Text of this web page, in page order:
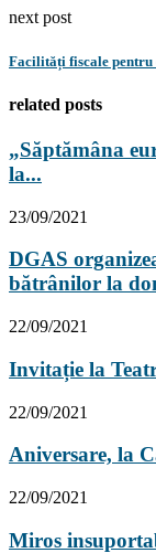
next post
Facilități fiscale pentru
related posts
„Săptămâna
la...
23/09/2021
DGAS
bătrânilor la
22/09/2021
Invitație la
22/09/2021
Aniversare, la
22/09/2021
Miros